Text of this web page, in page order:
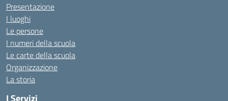
Presentazione
I luoghi
Le persone
I numeri della scuola
Le carte della scuola
Organizzazione
La storia
I Servizi